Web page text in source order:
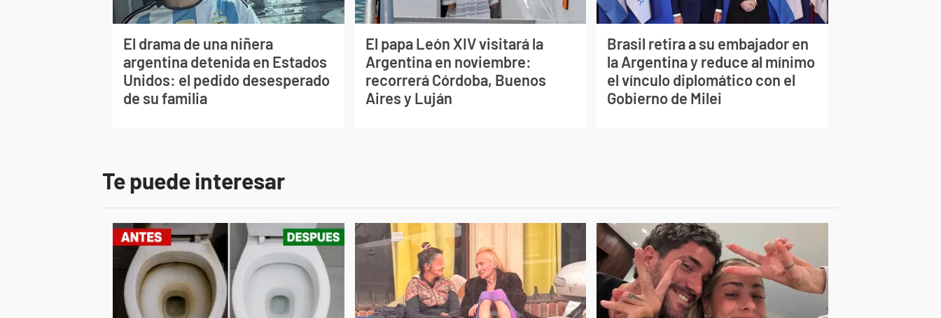
El drama de una niñera
argentina detenida en Estados
Unidos: el pedido desesperado
de su familia
El papa León XIV visitará la
Argentina en noviembre:
recorrerá Córdoba, Buenos
Aires y Luján
Brasil retira a su embajador en
la Argentina y reduce al mínimo
el vínculo diplomático con el
Gobierno de Milei
Te puede interesar